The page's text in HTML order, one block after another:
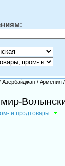
/ Азербайджан / Армения /
и продтовары -